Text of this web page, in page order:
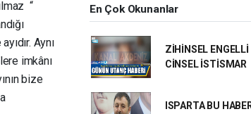
“
Aynı
imkânı
bize
En Çok Okunanlar
ZİHİNSEL
CİNSEL İSTİSMAR
ISPARTA BU